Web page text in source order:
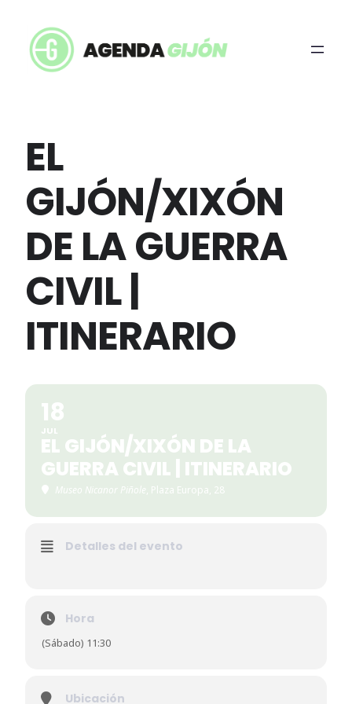
EL
GIJÓN/XIXÓN
DE LA GUERRA
CIVIL |
ITINERARIO
18
JUL
EL GIJÓN/XIXÓN DE LA
GUERRA CIVIL | ITINERARIO
Museo Nicanor Piñole, Plaza Europa, 28
Detalles del evento
Hora
(Sábado) 11:30
Ubicación